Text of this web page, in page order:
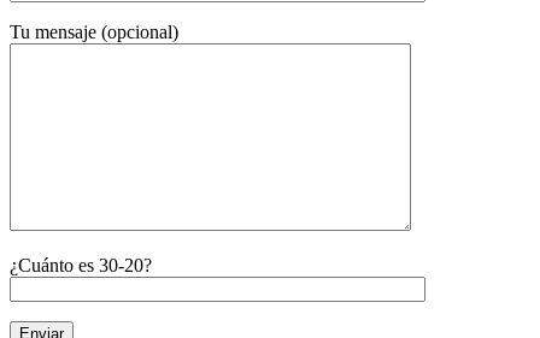
Tu mensaje (opcional)
¿Cuánto es 30-20?